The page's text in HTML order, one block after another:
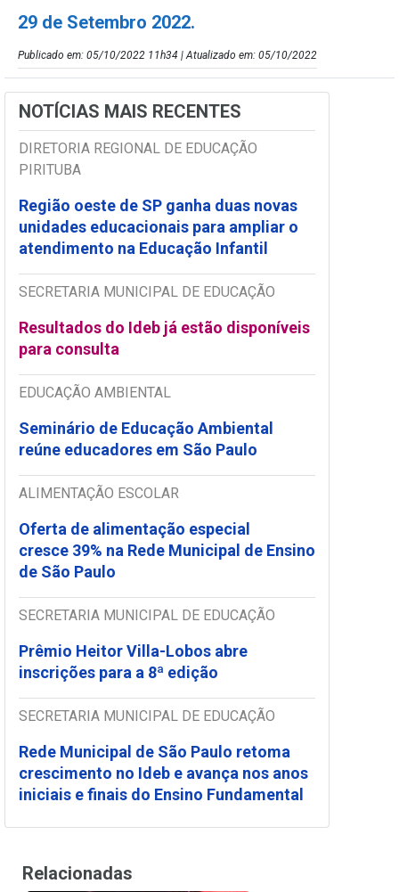
29 de Setembro 2022.
Publicado em: 05/10/2022 11h34 | Atualizado em: 05/10/2022
NOTÍCIAS MAIS RECENTES
DIRETORIA REGIONAL DE EDUCAÇÃO
PIRITUBA
Região oeste de SP ganha duas novas
unidades educacionais para ampliar o
atendimento na Educação Infantil
SECRETARIA MUNICIPAL DE EDUCAÇÃO
Resultados do Ideb já estão disponíveis
para consulta
EDUCAÇÃO AMBIENTAL
Seminário de Educação Ambiental
reúne educadores em São Paulo
ALIMENTAÇÃO ESCOLAR
Oferta de alimentação especial
cresce 39% na Rede Municipal de Ensino
de São Paulo
SECRETARIA MUNICIPAL DE EDUCAÇÃO
Prêmio Heitor Villa-Lobos abre
inscrições para a 8ª edição
SECRETARIA MUNICIPAL DE EDUCAÇÃO
Rede Municipal de São Paulo retoma
crescimento no Ideb e avança nos anos
iniciais e finais do Ensino Fundamental
Relacionadas